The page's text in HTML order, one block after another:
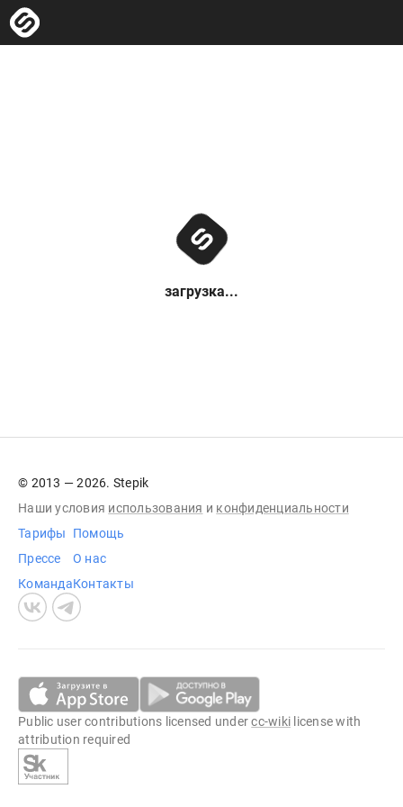
загрузка...
© 2013 — 2026. Stepik
Наши условия использования и конфиденциальности
Тарифы
Прессе
Команда
Помощь
О нас
Контакты
Public user contributions licensed undercc-wiki license with
attribution required